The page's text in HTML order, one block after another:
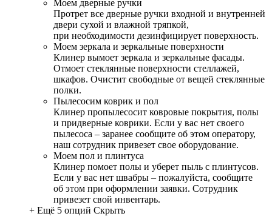
Моем дверные ручки
Протрет все дверные ручки входной и внутренней
двери сухой и влажной тряпкой,
при необходимости дезинфицирует поверхность.
Моем зеркала и зеркальные поверхности
Клинер вымоет зеркала и зеркальные фасады.
Отмоет стеклянные поверхности стеллажей,
шкафов. Очистит свободные от вещей стеклянные
полки.
Пылесосим коврик и пол
Клинер пропылесосит ковровые покрытия, полы
и придверные коврики. Если у вас нет своего
пылесоса – заранее сообщите об этом оператору,
наш сотрудник привезет свое оборудование.
Моем пол и плинтуса
Клинер помоет полы и уберет пыль с плинтусов.
Если у вас нет швабры – пожалуйста, сообщите
об этом при оформлении заявки. Сотрудник
привезет свой инвентарь.
+ Ещё 5 опций Скрыть